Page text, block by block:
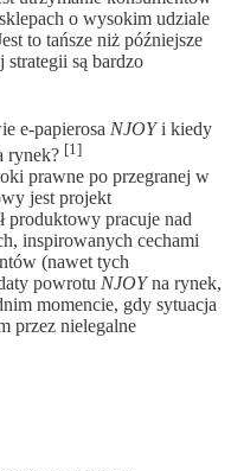
o wysokim udziale
to tańsze niż późniejsze
są bardzo
e-papierosa NJOYi kiedy
rynek? [1]
prawne po przegranej w
jest projekt
produktowy pracuje nad
inspirowanych cechami
(nawet tych
powrotu NJOYna rynek,
momencie, gdy sytuacja
przez nielegalne